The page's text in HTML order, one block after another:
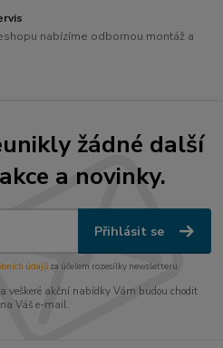
nabízíme odbornou montáž a
žádné další
a novinky.
Přihlásit se
údajůza účelem rozesílky newsletteru.
veškeré akční nabídky Vám budou chodit
Váš e-mail.